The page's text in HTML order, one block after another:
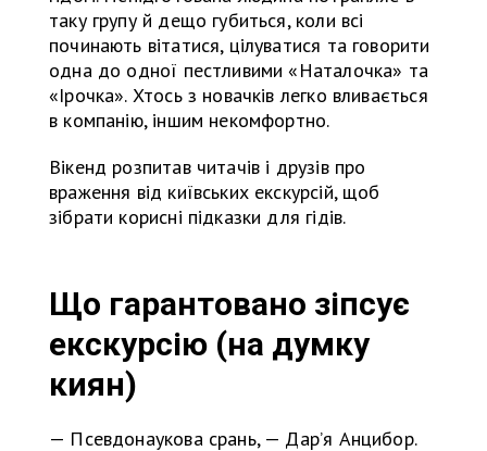
таку групу й дещо губиться, коли всі
починають вітатися, цілуватися та говорити
одна до одної пестливими «Наталочка» та
«Ірочка». Хтось з новачків легко вливається
в компанію, іншим некомфортно.
Вікенд розпитав читачів і друзів про
враження від київських екскурсій, щоб
зібрати корисні підказки для гідів.
Що гарантовано зіпсує
екскурсію (на думку
киян)
— Псевдонаукова срань, — Дар’я Анцибор.